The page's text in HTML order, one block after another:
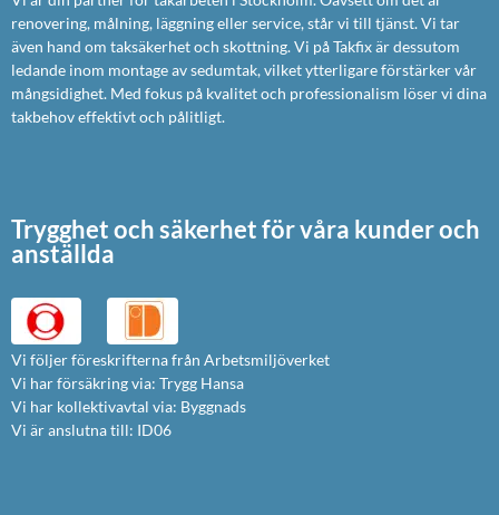
renovering, målning, läggning eller service, står vi till tjänst. Vi tar
även hand om taksäkerhet och skottning. Vi på Takfix är dessutom
ledande inom montage av sedumtak, vilket ytterligare förstärker vår
mångsidighet. Med fokus på kvalitet och professionalism löser vi dina
takbehov effektivt och pålitligt.
Trygghet och säkerhet för våra kunder och
anställda
Vi följer föreskrifterna från Arbetsmiljöverket
Vi har försäkring via: Trygg Hansa
Vi har kollektivavtal via: Byggnads
Vi är anslutna till: ID06